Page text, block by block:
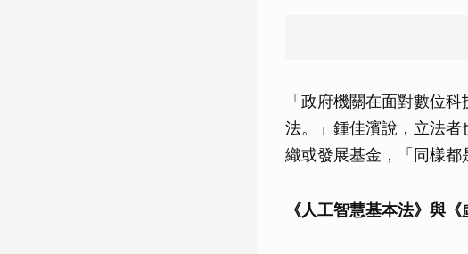
「政府機關在面對數位
法。」鍾佳濱說，立法
織或發展基金，「同樣都
《人工智慧基本法》與